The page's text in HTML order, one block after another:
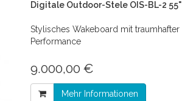
Digitale Outdoor-Stele OIS-BL-2 55"
Stylisches Wakeboard mit traumhafter
Performance
9.000,00 €
Mehr Informationen